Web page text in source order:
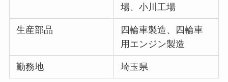
場、小川工場
生産部品
四輪車製造、四輪車
用エンジン製造
勤務地 埼玉県